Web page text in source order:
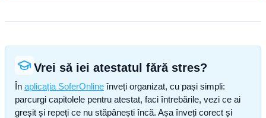
Vrei să iei atestatul fără stres?
În aplicația SoferOnline înveți organizat, cu pași simpli:
parcurgi capitolele pentru atestat, faci întrebările, vezi ce ai
greșit și repeți ce nu stăpânești încă. Așa înveți corect și